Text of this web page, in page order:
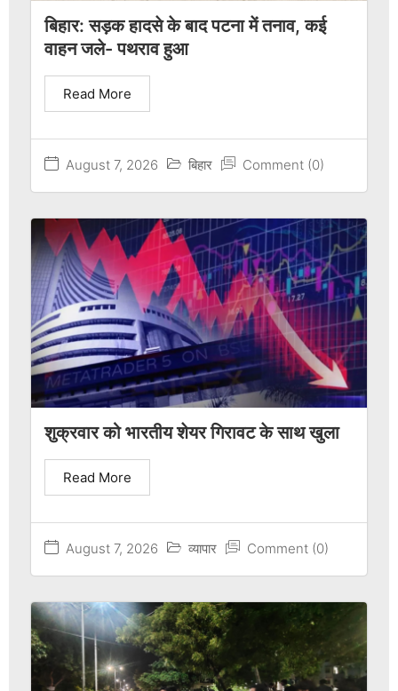
बिहार: सड़क हादसे के बाद पटना में तनाव, कई
वाहन जले- पथराव हुआ
August 7, 2026 बिहार Comment (0)
Read More
शुक्रवार को भारतीय शेयर गिरावट के साथ खुला
August 7, 2026 व्यापार Comment (0)
Read More